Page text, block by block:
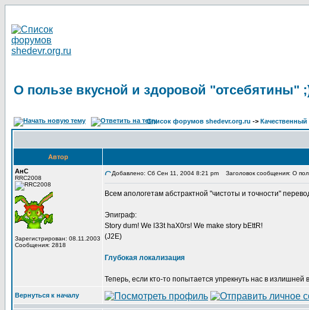
О пользе вкусной и здоровой "отсебятины"
Список форумов shedevr.org.ru -> Качественный
Автор
АнС
RRC2008
Зарегистрирован: 08.11.2003
Сообщения: 2818
Добавлено: Сб Сен 11, 2004 8:21 pm Заголовок сообщения: О
Всем апологетам абстрактной "чистоты и точности"
Эпиграф:
Story dum! We l33t haX0rs! We make story bEttR!
(J2E)
Глубокая локализация
Теперь, если кто-то попытается упрекнуть нас в излишней
Вернуться к началу